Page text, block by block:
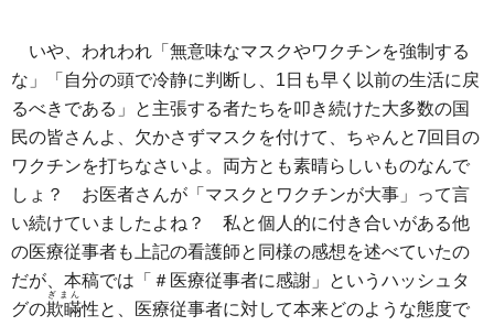
いや、われわれ「無意味なマスクやワクチンを強制する
な」「自分の頭で冷静に判断し、1日も早く以前の生活に戻
るべきである」と主張する者たちを叩き続けた大多数の国
民の皆さんよ、欠かさずマスクを付けて、ちゃんと7回目の
ワクチンを打ちなさいよ。両方とも素晴らしいものなんで
しょ？ お医者さんが「マスクとワクチンが大事」って言
い続けていましたよね？ 私と個人的に付き合いがある他
の医療従事者も上記の看護師と同様の感想を述べていたの
だが、本稿では「＃医療従事者に感謝」というハッシュタ
グの欺瞞
ぎまん
性と、医療従事者に対して本来どのような態度で